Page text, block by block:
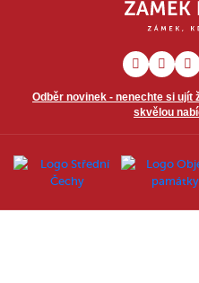
Odběr novinek - nenechte si ujít
skvělou